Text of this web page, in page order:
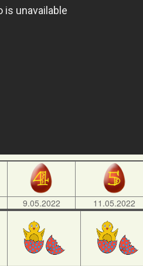
9.05.2022 11.05.2022